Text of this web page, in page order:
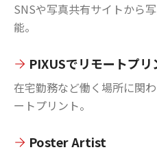
SNSや写真共有サイトから
能。
PIXUSでリモートプリ
在宅勤務など働く場所に関
ートプリント。
Poster Artist